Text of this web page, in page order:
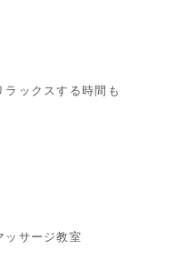
ラックスする時間も
ッサージ教室